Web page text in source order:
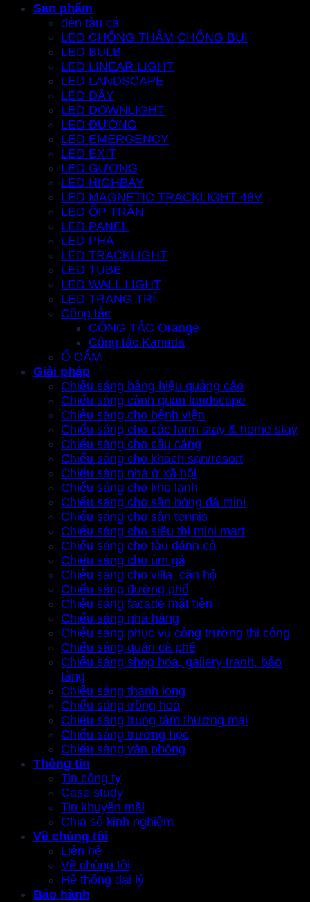
Sản phẩm
đèn tàu cá
LED CHỐNG THẤM CHỐNG BỤI
LED BULB
LED LINEAR LIGHT
LED LANDSCAPE
LED DÂY
LED DOWNLIGHT
LED ĐƯỜNG
LED EMERGENCY
LED EXIT
LED GƯƠNG
LED HIGHBAY
LED MAGNETIC TRACKLIGHT 48V
LED ỐP TRẦN
LED PANEL
LED PHA
LED TRACKLIGHT
LED TUBE
LED WALL LIGHT
LED TRANG TRÍ
Công tắc
CÔNG TẮC Orange
Công tắc Kanada
Ổ CẮM
Giải pháp
Chiếu sáng bảng hiệu quảng cáo
Chiếu sáng cảnh quan landscape
Chiếu sáng cho bệnh viện
Chiếu sáng cho các farm stay & home stay
Chiếu sáng cho cầu cảng
Chiếu sáng cho khách sạn/resort
Chiếu sáng nhà ở xã hội
Chiếu sáng cho kho lạnh
Chiếu sáng cho sân bóng đá mini
Chiếu sáng cho sân tennis
Chiếu sáng cho siêu thị mini mart
Chiếu sáng cho tàu đánh cá
Chiếu sáng cho úm gà
Chiếu sáng cho villa, căn hộ
Chiếu sáng đường phố
Chiếu sáng facade mặt tiền
Chiếu sáng nhà hàng
Chiếu sáng phục vụ công trường thi công
Chiếu sáng quán cà phê
Chiếu sáng shop hoa, gallery tranh, bảo
tàng
Chiếu sáng thanh long
Chiếu sáng trồng hoa
Chiếu sáng trung tâm thương mại
Chiếu sáng trường học
Chiếu sáng văn phòng
Thông tin
Tin công ty
Case study
Tin khuyến mãi
Chia sẻ kinh nghiệm
Về chúng tôi
Liên hệ
Về chúng tôi
Hệ thống đại lý
Bảo hành